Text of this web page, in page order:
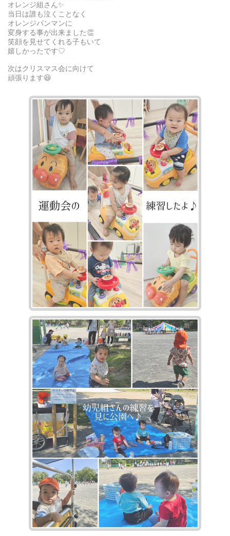
オレンジ組さん✨
当日は誰も泣くことなく
オレンジパンマンに
変身する事が出来ました👏
笑顔を見せてくれる子もいて
嬉しかったです♡
次はクリスマス会に向けて
頑張ります😆